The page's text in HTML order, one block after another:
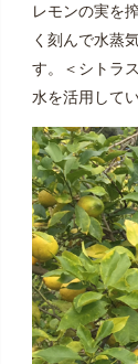
レモンの実を
く刻んで水蒸
す。＜シトラ
水を活用してい